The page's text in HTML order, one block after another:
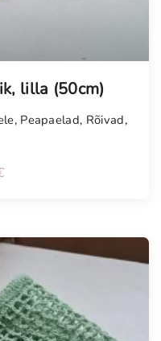
lilla (50cm)
, Peapaelad, Rõivad,